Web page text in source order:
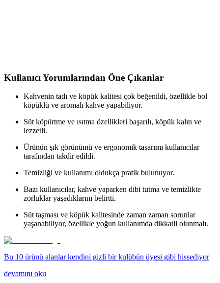
Kullanıcı Yorumlarından Öne Çıkanlar
Kahvenin tadı ve köpük kalitesi çok beğenildi, özellikle bol
köpüklü ve aromalı kahve yapabiliyor.
Süt köpürtme ve ısıtma özellikleri başarılı, köpük kalın ve
lezzetli.
Ürünün şık görünümü ve ergonomik tasarımı kullanıcılar
tarafından takdir edildi.
Temizliği ve kullanımı oldukça pratik bulunuyor.
Bazı kullanıcılar, kahve yaparken dibi tutma ve temizlikte
zorluklar yaşadıklarını belirtti.
Süt taşması ve köpük kalitesinde zaman zaman sorunlar
yaşanabiliyor, özellikle yoğun kullanımda dikkatli olunmalı.
Bu 10 ürünü alanlar kendini gizli bir kulübün üyesi gibi hissediyor
devamını oku